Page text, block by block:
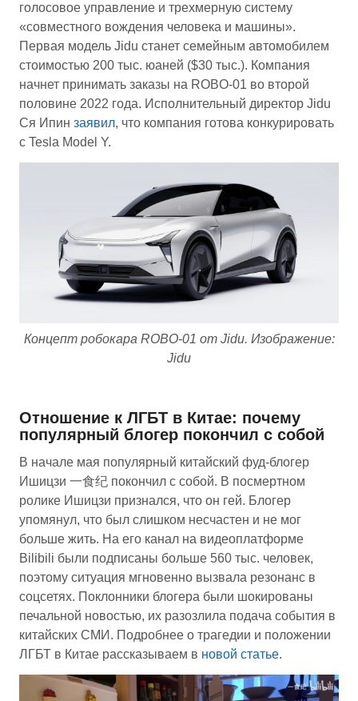
голосовое управление и трехмерную систему
«совместного вождения человека и машины».
Первая модель Jidu станет семейным автомобилем
стоимостью 200 тыс. юаней ($30 тыс.). Компания
начнет принимать заказы на ROBO-01 во второй
половине 2022 года. Исполнительный директор Jidu
Ся Ипин заявил, что компания готова конкурировать
с Tesla Model Y.
Концепт робокара ROBO-01 от Jidu. Изображение:
Jidu
Отношение к ЛГБТ в Китае: почему
популярный блогер покончил с собой
В начале мая популярный китайский фуд-блогер
Ишицзи 一食纪 покончил с собой. В посмертном
ролике Ишицзи признался, что он гей. Блогер
упомянул, что был слишком несчастен и не мог
больше жить. На его канал на видеоплатформе
Bilibili были подписаны больше 560 тыс. человек,
поэтому ситуация мгновенно вызвала резонанс в
соцсетях. Поклонники блогера были шокированы
печальной новостью, их разозлила подача события в
китайских СМИ. Подробнее о трагедии и положении
ЛГБТ в Китае рассказываем в новой статье.